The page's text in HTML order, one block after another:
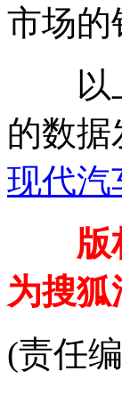
市场的
以上
的数
现代汽
版
为搜
(责任